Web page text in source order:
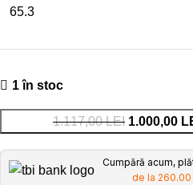
65.3
1 în stoc
1.117,00LEI 1.000,00
Cumpără acum,
de la 260.00